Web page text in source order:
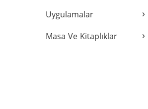
›
Uygulamalar
›
Masa Ve Kitaplıklar